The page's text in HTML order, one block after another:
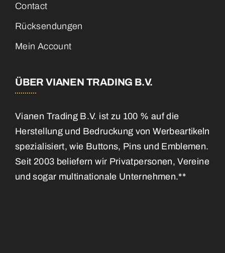
Contact
Rücksendungen
Mein Account
ÜBER VIANEN TRADING B.V.
Vianen Trading B.V. ist zu 100 % auf die
Herstellung und Bedruckung von Werbeartikeln
spezialisiert, wie Buttons, Pins und Emblemen.
Seit 2003 beliefern wir Privatpersonen, Vereine
und sogar multinationale Unternehmen.**